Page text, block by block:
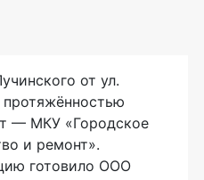
от ул.
— МКУ «Городское
и ремонт».
готовило ООО